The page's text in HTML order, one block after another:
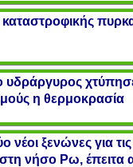
υδράργυρος
η θερμοκρασία
νέοι ξενώνες για τις
στη νήσο Ρω, έπειτα